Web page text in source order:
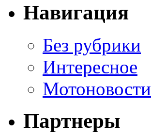
Навигация
Без рубрики
Интересное
Мотоновости
Партнеры